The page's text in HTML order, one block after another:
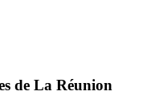
de La Réunion